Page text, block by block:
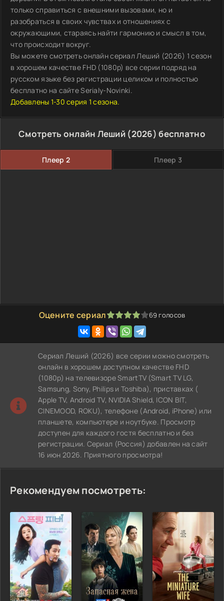
только справиться с внешними вызовами, но и
разобраться в своих чувствах и отношениях с
окружающими, стараясь найти гармонию и смысл в том,
что происходит вокруг.
Вы можете смотреть онлайн сериал Леший (2026) 1 сезон
в хорошем качестве FHD (1080p) все серии подряд на
русском языке без регистрации целиком и полностью
бесплатно на сайте Serialy-Novinki.
Добавлены 1-30 серия 1 сезона.
Смотреть онлайн Леший (2026) бесплатно
Плеер 2 Плеер 3
Оцените сериал
1 2 3 4 5 69 голосов
Сериал Леший (2026) все серии можно смотреть
онлайн в хорошем доступном качестве FHD
(1080p) на телевизоре SmartTV (Smart TV LG,
Samsung, Sony, Philips и Toshiba), приставках (
Apple TV, Android TV, NVIDIA Shield, ICON BIT,
CINEMOOD, ROKU), телефоне (Android, iPhone) или
планшете, компьютере и ноутбуке. Просмотр
доступен для каждого гостя бесплатно и без
регистрации. Сериал (Россия) добавлен на сайт
16 июн 2026. Приятного просмотра!
Рекомендуем посмотреть: